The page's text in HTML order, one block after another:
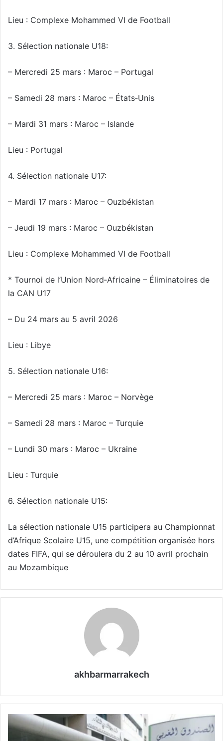
Lieu : Complexe Mohammed VI de Football
3. Sélection nationale U18:
– Mercredi 25 mars : Maroc – Portugal
– Samedi 28 mars : Maroc – États‑Unis
– Mardi 31 mars : Maroc – Islande
Lieu : Portugal
4. Sélection nationale U17:
– Mardi 17 mars : Maroc – Ouzbékistan
– Jeudi 19 mars : Maroc – Ouzbékistan
Lieu : Complexe Mohammed VI de Football
* Tournoi de l’Union Nord‑Africaine – Éliminatoires de
la CAN U17
– Du 24 mars au 5 avril 2026
Lieu : Libye
5. Sélection nationale U16:
– Mercredi 25 mars : Maroc – Norvège
– Samedi 28 mars : Maroc – Turquie
– Lundi 30 mars : Maroc – Ukraine
Lieu : Turquie
6. Sélection nationale U15:
La sélection nationale U15 participera au Championnat
d’Afrique Scolaire U15, une compétition organisée hors
dates FIFA, qui se déroulera du 2 au 10 avril prochain
au Mozambique
akhbarmarrakech
C
M